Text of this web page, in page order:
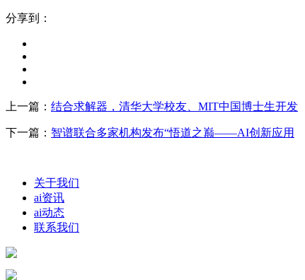
分享到：
上一篇： 结合求解器，清华大学校友、MIT中国博士生开发
下一篇： 智谱联合多家机构发布“悟道之巅——AI创新应用
关于我们
ai资讯
ai动态
联系我们